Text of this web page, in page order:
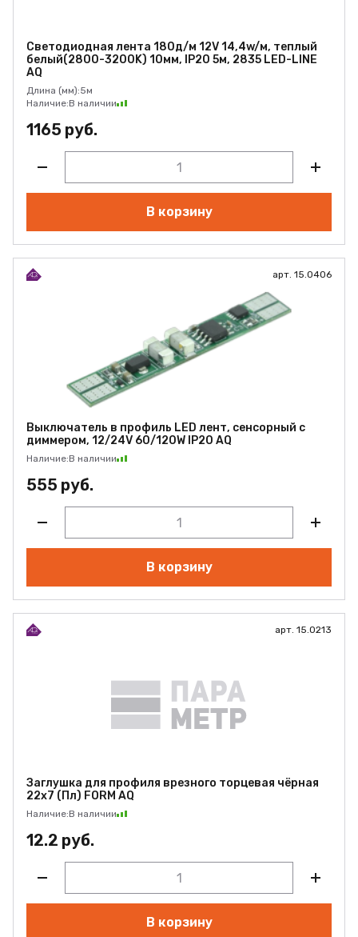
Светодиодная лента 180д/м 12V 14,4w/м, теплый
белый(2800-3200K) 10мм, IP20 5м, 2835 LED-LINE
AQ
Длина (мм):5м
Наличие:В наличии
1165 руб.
В корзину
арт. 15.0406
Выключатель в профиль LED лент, сенсорный с
диммером, 12/24V 60/120W IP20 AQ
Наличие:В наличии
555 руб.
В корзину
арт. 15.0213
Заглушка для профиля врезного торцевая чёрная
22х7 (Пл) FORM AQ
Наличие:В наличии
12.2 руб.
В корзину